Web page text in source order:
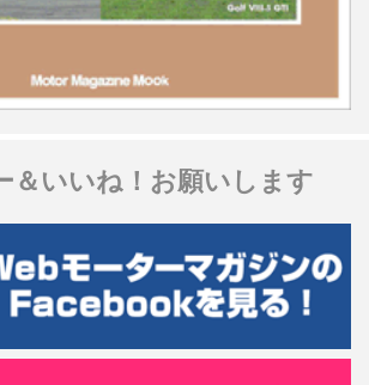
＆いいね！お願いします